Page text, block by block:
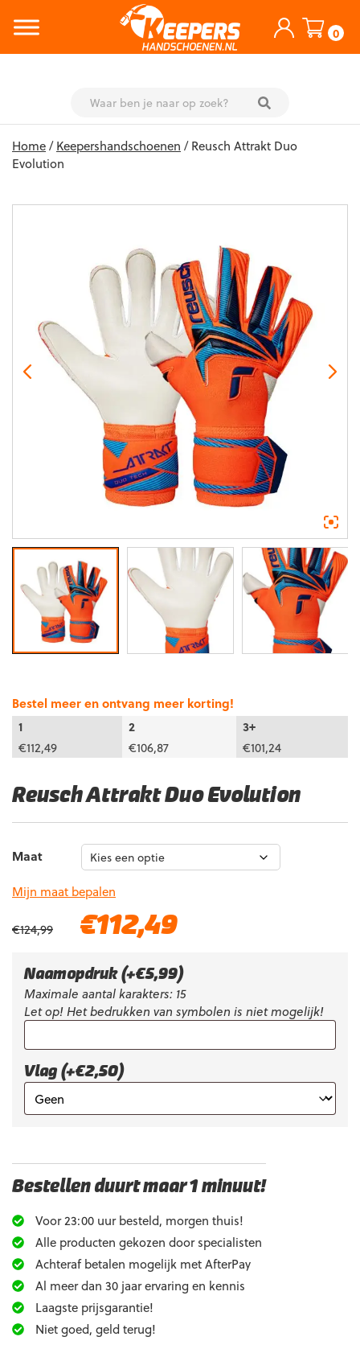
0
content
Home/Keepershandschoenen / Reusch Attrakt Duo
Evolution
Reusch Attrakt Duo Evolution
Bestel meer en ontvang meer korting!
1
2
3+
€112,49 €106,87 €101,24
Maat
Mijn maat bepalen
€124,99
Oorspronkelijke
€124,99.
€112,49
€112,49.
Naamopdruk (+€5,99)
Maximale aantal karakters: 15
Let op! Het bedrukken van symbolen is niet mogelijk!
Vlag (+€2,50)
Bestellen duurt maar 1 minuut!
Voor 23:00 uur besteld, morgen thuis!
Alle producten gekozen door specialisten
Achteraf betalen mogelijk met AfterPay
Al meer dan 30 jaar ervaring en kennis
Laagste prijsgarantie!
Niet goed, geld terug!